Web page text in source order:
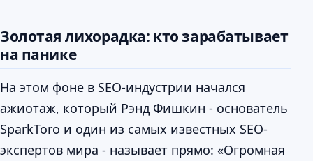
Золотая лихорадка: кто зарабатывает
на панике
На этом фоне в SEO-индустрии начался
ажиотаж, который Рэнд Фишкин - основатель
SparkToro и один из самых известных SEO-
экспертов мира - называет прямо: «Огромная